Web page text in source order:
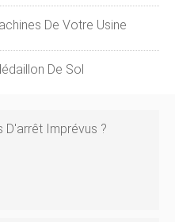
De Votre Usine
De Sol
D'arrêt Imprévus ?